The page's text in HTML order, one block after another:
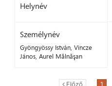
Helynév
Személynév
Gyöngyössy István, Vincze
János, Aurel Mălnăşan
Előző 1